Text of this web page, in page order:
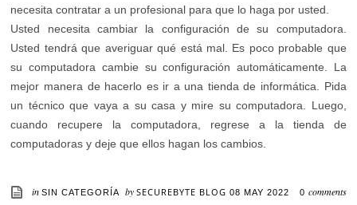
necesita contratar a un profesional para que lo haga por usted.
Usted necesita cambiar la configuración de su computadora.
Usted tendrá que averiguar qué está mal. Es poco probable que
su computadora cambie su configuración automáticamente. La
mejor manera de hacerlo es ir a una tienda de informática. Pida
un técnico que vaya a su casa y mire su computadora. Luego,
cuando recupere la computadora, regrese a la tienda de
computadoras y deje que ellos hagan los cambios.
inSIN CATEGORÍA bySECUREBYTE BLOG08 MAY 2022 0 comments